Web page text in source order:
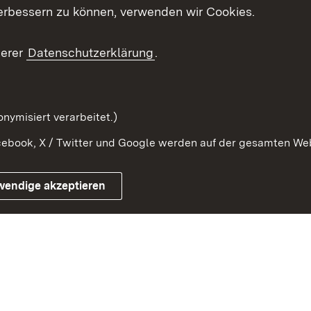
Beteiligung stärken
Impressum Kontakt
zu können, verwenden wir Cookies.
Datenschutzerklärung.
verarbeitet.)
X / Twitter und Google werden auf der gesamten
akzeptieren